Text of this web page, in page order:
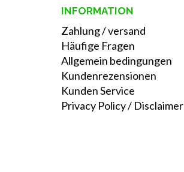
INFORMATION
Zahlung/versand
Häufige Fragen
Allgemein bedingungen
Kundenrezensionen
Kunden Service
Privacy Policy/ Disclaimer